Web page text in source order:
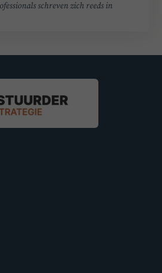
schreven zich reeds in